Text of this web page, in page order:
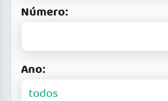
Número:
Ano: